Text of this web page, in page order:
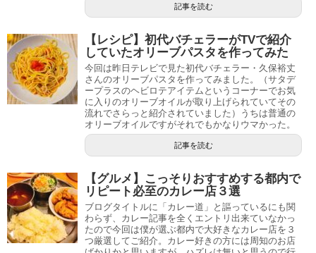
記事を読む
【レシピ】初代バチェラーがTVで紹介
していたオリーブパスタを作ってみた
今回は昨日テレビで見た初代バチェラー・久保裕丈
さんのオリーブパスタを作ってみました。（サタデ
ープラスのヘビロテアイテムというコーナーでお気
に入りのオリーブオイルが取り上げられていてその
流れでさらっと紹介されていました）うちは普通の
オリーブオイルですがそれでもかなりウマかった。
記事を読む
【グルメ】こっそりおすすめする都内で
リピート必至のカレー店３選
ブログタイトルに「カレー道」と謳っているにも関
わらず、カレー記事を全くエントリ出来ていなかっ
たので今回は僕が選ぶ都内で大好きなカレー店を３
つ厳選してご紹介。カレー好きの方には周知のお店